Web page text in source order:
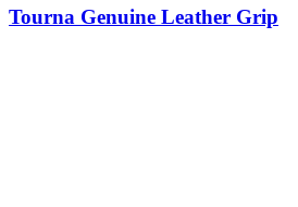
Tourna Genuine Leather Grip